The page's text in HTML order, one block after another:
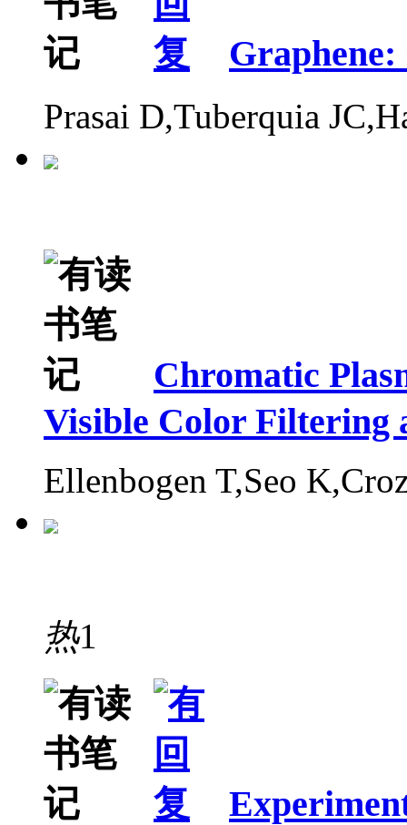
Prasai D,Tuberquia
Chromatic
Visible Color Filtering
Ellenbogen T,Seo
热1